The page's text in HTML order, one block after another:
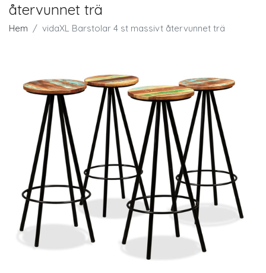
återvunnet trä
Hem vidaXL Barstolar 4 st massivt återvunnet trä